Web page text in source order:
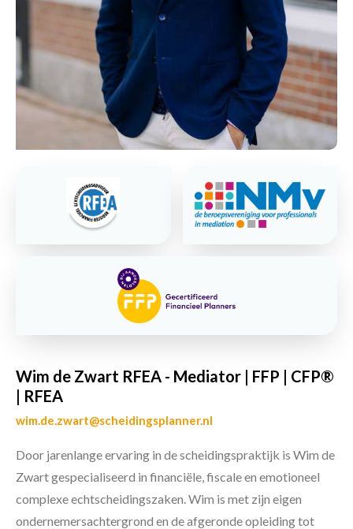
Wim de Zwart RFEA - Mediator | FFP | CFP®
| RFEA
wim.de.zwart@scheidingsplanner.nl
Door jarenlange ervaring in de scheidingspraktijk is Wim de
Zwart gespecialiseerd in financiële, fiscale en emotioneel
complexe echtscheidingszaken. Wim is met zijn eigen
ondernemersachtergrond en de afgeronde opleiding tot